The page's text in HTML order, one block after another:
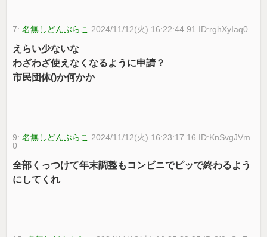
7:名無しどんぶらこ 2024/11/12(火) 16:22:44.91 ID:rghXyIaq0
えらい少ないな
わざわざ使えなくなるように申請？
市民団体()か何かか
9:名無しどんぶらこ 2024/11/12(火) 16:23:17.16 ID:KnSvgJVm
0
全部くっつけて年末調整もコンビニでピッで終わるよう
にしてくれ